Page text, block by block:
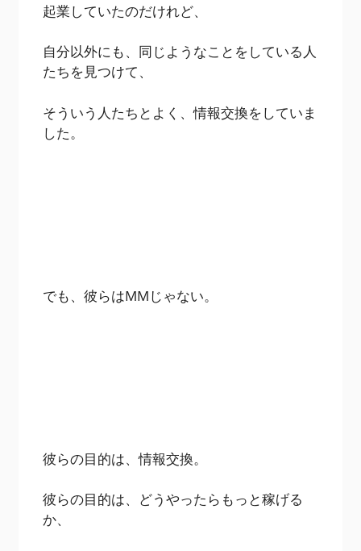
起業していたのだけれど、
自分以外にも、同じようなことをしている人
たちを見つけて、
そういう人たちとよく、情報交換をしていま
した。
でも、彼らはMMじゃない。
彼らの目的は、情報交換。
彼らの目的は、どうやったらもっと稼げる
か、